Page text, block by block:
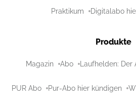
Praktikum Digitalabo
Produkte
Magazin Abo Laufhelden: Der
PUR Abo Pur-Abo hier kündigen